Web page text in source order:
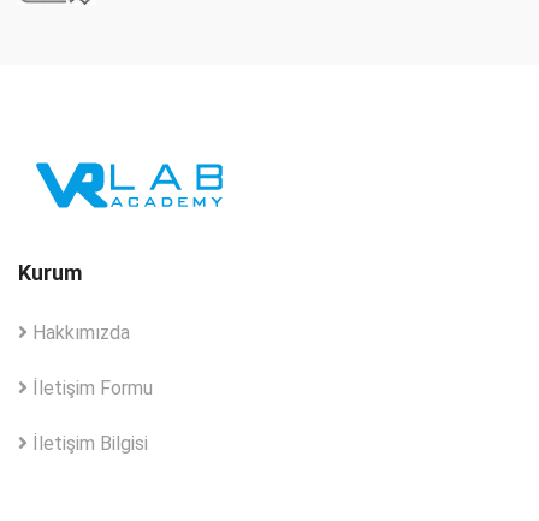
Kurum
Hakkımızda
İletişim Formu
İletişim Bilgisi